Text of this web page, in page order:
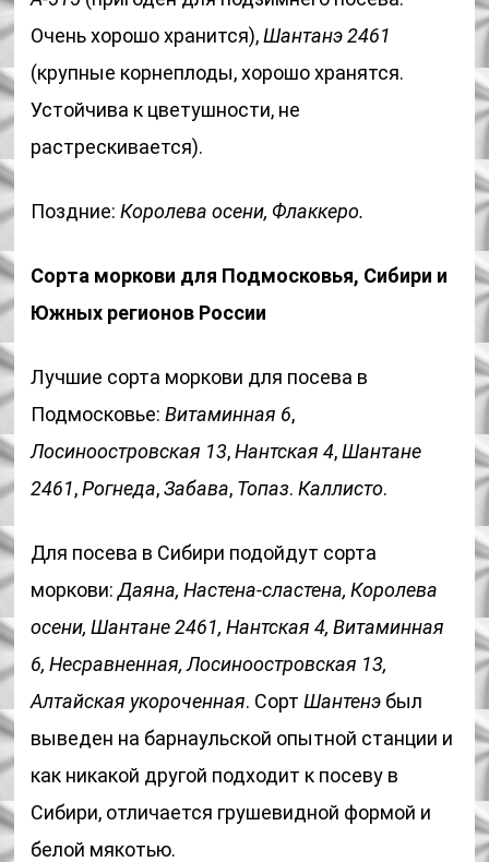
Очень хорошо хранится),Шантанэ 2461
(крупные корнеплоды, хорошо хранятся.
Устойчива к цветушности, не
растрескивается).
Поздние:Королева осени, Флаккеро.
Сорта моркови для Подмосковья, Сибири и
Южных регионов России
Лучшие сорта моркови для посева в
Подмосковье:Витаминная 6,
Лосиноостровская 13,Нантская 4,Шантане
2461,Рогнеда,Забава, Топаз.Каллисто.
Для посева в Сибири подойдут сорта
моркови:Даяна, Настена-сластена, Королева
осени, Шантане 2461, Нантская 4, Витаминная
6, Несравненная, Лосиноостровская 13,
Алтайская укороченная. СортШантенэ был
выведен на барнаульской опытной станции и
как никакой другой подходит к посеву в
Сибири, отличается грушевидной формой и
белой мякотью.